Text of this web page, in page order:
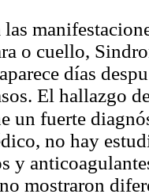
las
o cuello,
días
El hallazgo
un fuerte
no hay
y
mostraron